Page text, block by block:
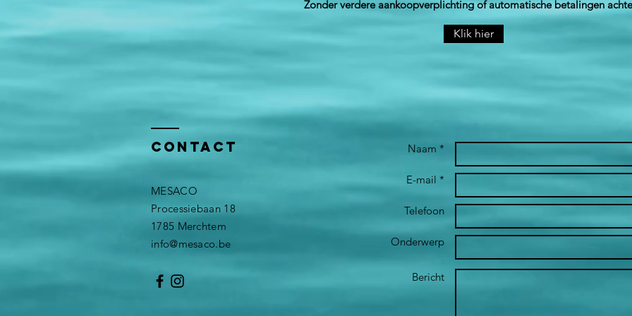
Zonder verdere aankoopverplichting of automatische betalingen
Klik hier
Contact
MESACO
Processiebaan 18
1785 Merchtem
info@mesaco.be
Naam *
E-mail *
Telefoon
Onderwerp
Bericht